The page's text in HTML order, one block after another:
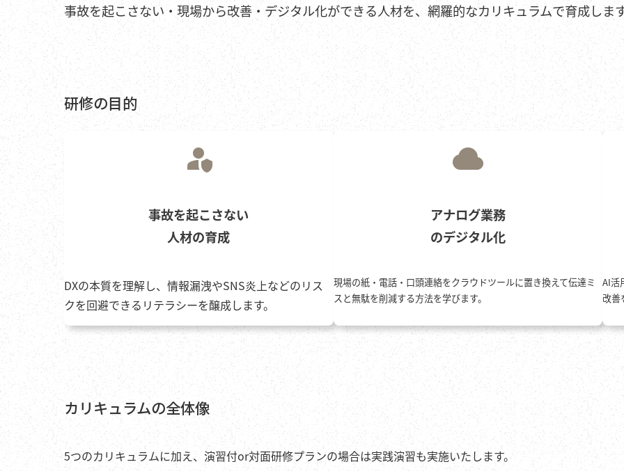
事故を起こさない・現場から改善・デジタル化ができる人材を、網羅的なカリキュラムで育成しま
研修の目的
事故を起こさない
人材の育成
DXの本質を理解し、情報漏洩やSNS炎上などのリス
クを回避できるリテラシーを醸成します。
アナログ業務
のデジタル化
現場の紙・電話・口頭連絡をクラウドツールに置き換えて伝達ミ
スと無駄を削減する方法を学びます。
AI活
改善
カリキュラムの全体像
5つのカリキュラムに加え、演習付or対面研修プランの場合は実践演習も実施いたします。